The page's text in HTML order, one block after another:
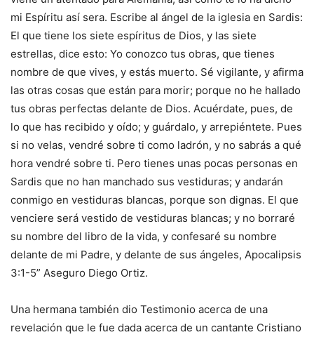
mi Espíritu así sera. Escribe al ángel de la iglesia en Sardis:
El que tiene los siete espíritus de Dios, y las siete
estrellas, dice esto: Yo conozco tus obras, que tienes
nombre de que vives, y estás muerto. Sé vigilante, y afirma
las otras cosas que están para morir; porque no he hallado
tus obras perfectas delante de Dios. Acuérdate, pues, de
lo que has recibido y oído; y guárdalo, y arrepiéntete. Pues
si no velas, vendré sobre ti como ladrón, y no sabrás a qué
hora vendré sobre ti. Pero tienes unas pocas personas en
Sardis que no han manchado sus vestiduras; y andarán
conmigo en vestiduras blancas, porque son dignas. El que
venciere será vestido de vestiduras blancas; y no borraré
su nombre del libro de la vida, y confesaré su nombre
delante de mi Padre, y delante de sus ángeles, Apocalipsis
3:1-5” Aseguro Diego Ortiz.
Una hermana también dio Testimonio acerca de una
revelación que le fue dada acerca de un cantante Cristiano